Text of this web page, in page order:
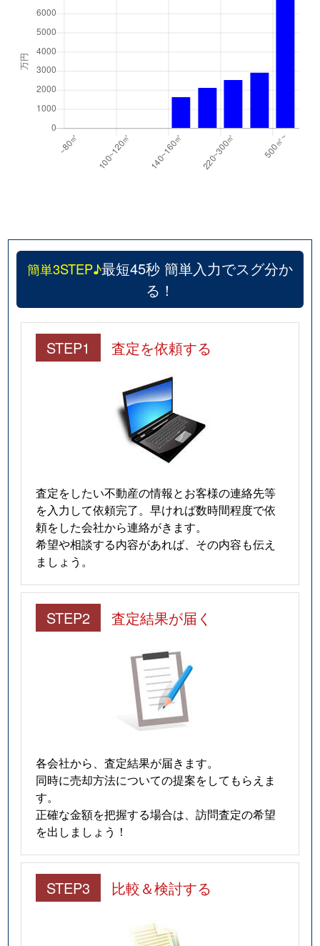
簡単3STEP♪最短45秒 簡単入力でスグ分か
る！
STEP1 査定を依頼する
査定をしたい不動産の情報とお客様の連絡先等
を入力して依頼完了。早ければ数時間程度で依
頼をした会社から連絡がきます。
希望や相談する内容があれば、その内容も伝え
ましょう。
STEP2 査定結果が届く
各会社から、査定結果が届きます。
同時に売却方法についての提案をしてもらえま
す。
正確な金額を把握する場合は、訪問査定の希望
を出しましょう！
STEP3 比較＆検討する